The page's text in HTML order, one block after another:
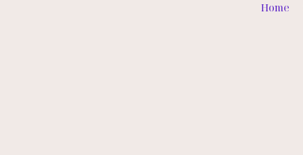
Home